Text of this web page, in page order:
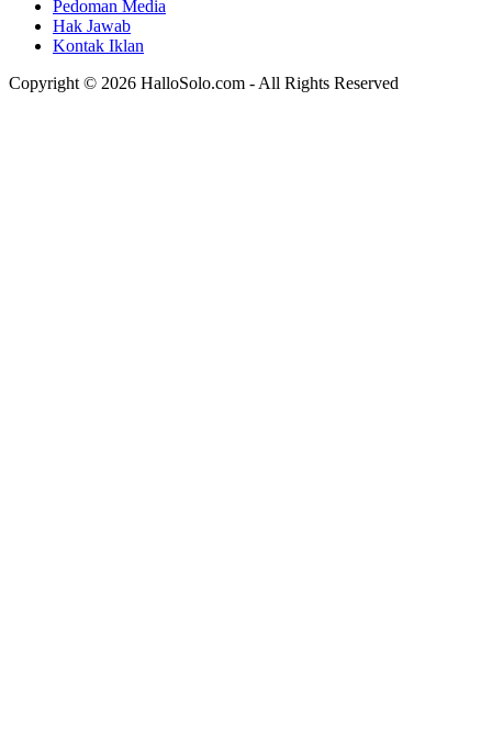
Pedoman Media
Hak Jawab
Kontak Iklan
Copyright © 2026 HalloSolo.com - All Rights Reserved